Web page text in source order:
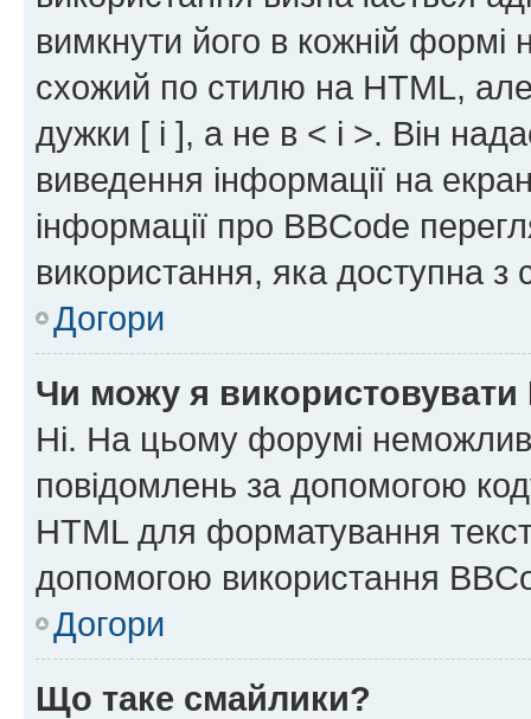
вимкнути його в кожній
схожий по стилю на HTML, але
дужки [ і ], а не в < і >. Він
виведення інформації на
інформації про BBCode
використання, яка доступна з
Догори
Чи можу я використовувати
Ні. На цьому форумі
повідомлень за допомогою
HTML для форматування
допомогою використання
Догори
Що таке смайлики?